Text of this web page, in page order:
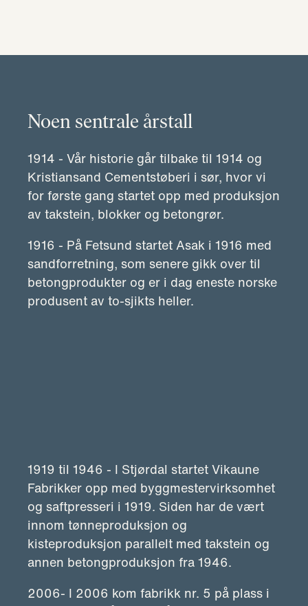
Noen sentrale årstall
1914 - Vår historie går tilbake til 1914 og
Kristiansand Cementstøberi i sør, hvor vi
for første gang startet opp med produksjon
av takstein, blokker og betongrør.
1916 - På Fetsund startet Asak i 1916 med
sandforretning, som senere gikk over til
betongprodukter og er i dag eneste norske
produsent av to-sjikts heller.
1919 til 1946 - I Stjørdal startet Vikaune
Fabrikker opp med byggmestervirksomhet
og saftpresseri i 1919. Siden har de vært
innom tønneproduksjon og
kisteproduksjon parallelt med takstein og
annen betongproduksjon fra 1946.
2006- I 2006 kom fabrikk nr. 5 på plass i